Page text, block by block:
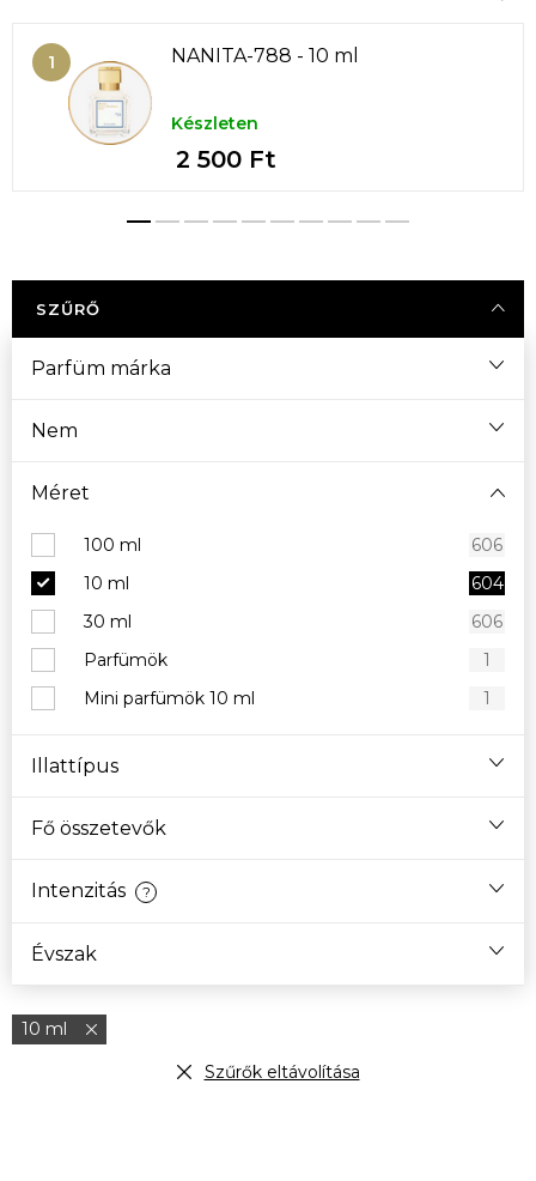
NANITA-788 - 10 ml
Készleten
2 500 Ft
SZŰRŐ
Parfüm márka
Nem
Méret
100 ml
606
10 ml
604
30 ml
606
Parfümök
1
Mini parfümök 10 ml
1
Illattípus
Fő összetevők
Intenzitás ?
Évszak
10 ml
Szűrők eltávolítása